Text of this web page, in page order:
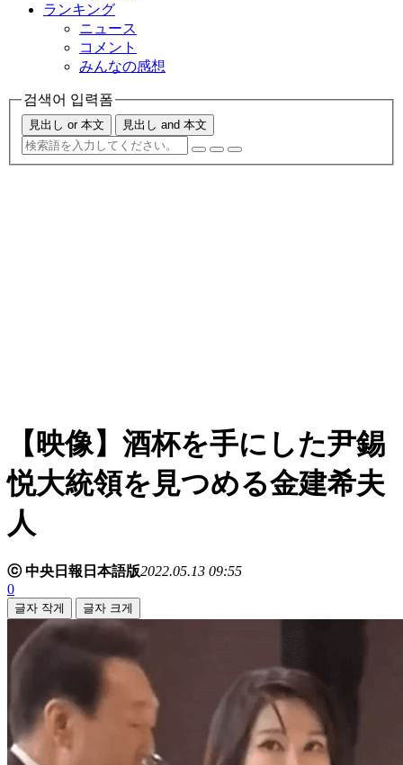
ランキング
ニュース
コメント
みんなの感想
검색어 입력폼
見出し or 本文 見出し and 本文
【映像】酒杯を手にした尹錫
悦大統領を見つめる金建希夫
人
ⓒ 中央日報日本語版2022.05.13 09:55
0
글자 작게 글자 크게